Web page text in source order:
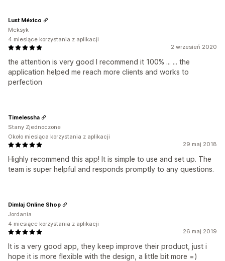
2 wrzesień 2020
the attention is very good I recommend it 100% ... ... the
application helped me reach more clients and works to
perfection
Lust México
Meksyk
4 miesiące korzystania z aplikacji
29 maj 2018
Highly recommend this app! It is simple to use and set up. The
team is super helpful and responds promptly to any questions.
Timelessha
Stany Zjednoczone
Około miesiąca korzystania z aplikacji
26 maj 2019
It is a very good app, they keep improve their product, just i
hope it is more flexible with the design, a little bit more =)
Dimlaj Online Shop
Jordania
4 miesiące korzystania z aplikacji